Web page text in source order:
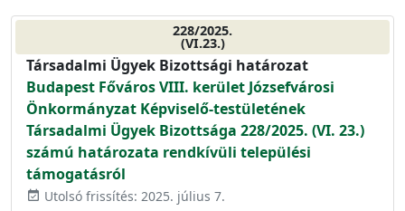
228/2025.
(VI.23.)
Társadalmi Ügyek Bizottsági határozat
Budapest Főváros VIII. kerület Józsefvárosi
Önkormányzat Képviselő-testületének
Társadalmi Ügyek Bizottsága 228/2025. (VI. 23.)
számú határozata rendkívüli települési
támogatásról
event_available Utolsó frissítés: 2025. július 7.